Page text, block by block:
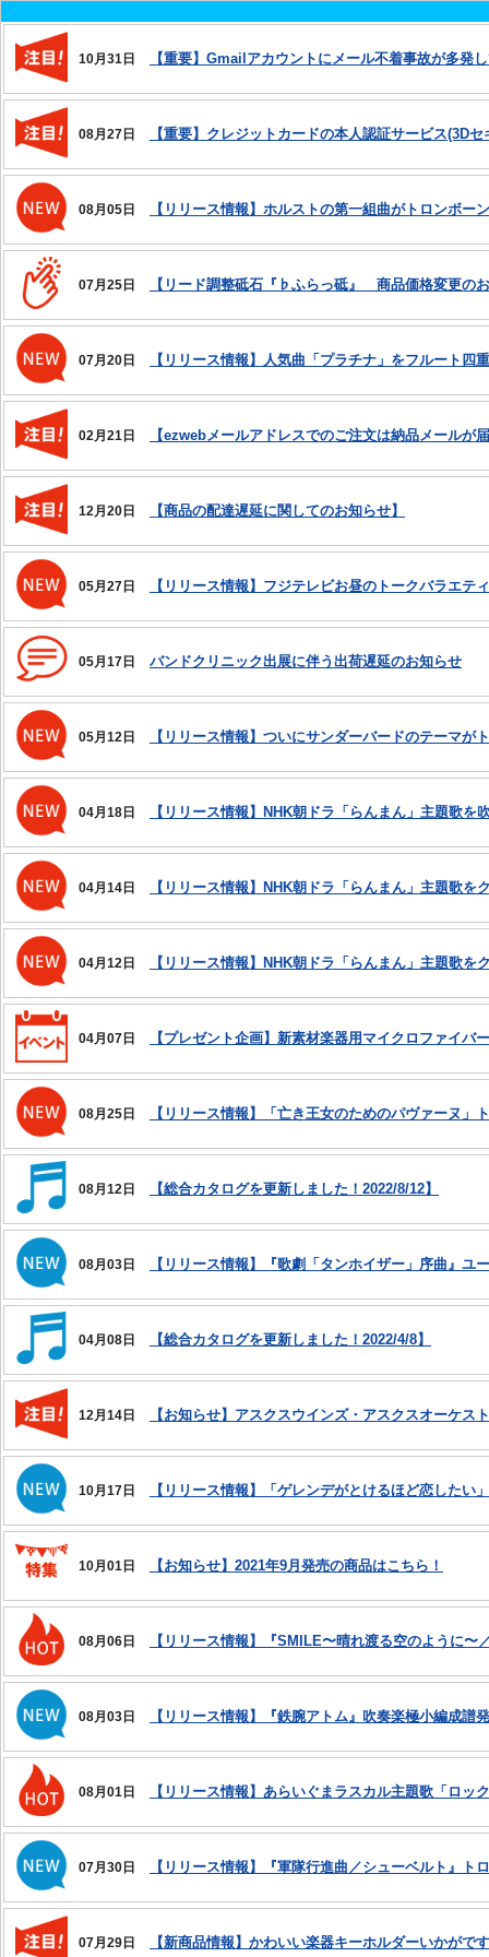
10月31日 【重要】Gmailアカウントにメール不着事故が多発
08月27日 【重要】クレジットカードの本人認証サービス(3D
08月05日 【リリース情報】ホルストの第一組曲がトロンボー
07月25日 【リード調整砥石『♭ふらっ砥』 商品価格変更の
07月20日 【リリース情報】人気曲「プラチナ」をフルート四
02月21日 【ezwebメールアドレスでのご注文は納品メールが
12月20日 【商品の配達遅延に関してのお知らせ】
05月27日 【リリース情報】フジテレビお昼のトークバラエテ
05月17日 バンドクリニック出展に伴う出荷遅延のお知らせ
05月12日 【リリース情報】ついにサンダーバードのテーマが
04月18日 【リリース情報】NHK朝ドラ「らんまん」主題歌を
04月14日 【リリース情報】NHK朝ドラ「らんまん」主題歌を
04月12日 【リリース情報】NHK朝ドラ「らんまん」主題歌
04月07日 【プレゼント企画】新素材楽器用マイクロファイバ
08月25日 【リリース情報】「亡き王女のためのパヴァーヌ」
08月12日 【総合カタログを更新しました！2022/8/12】
08月03日 【リリース情報】『歌劇「タンホイザー」序曲』ユ
04月08日 【総合カタログを更新しました！2022/4/8】
12月14日 【お知らせ】アスクスウインズ・アスクスオーケス
10月17日 【リリース情報】「ゲレンデがとけるほど恋したい
10月01日 【お知らせ】2021年9月発売の商品はこちら！
08月06日 【リリース情報】『SMILE〜晴れ渡る空のように〜
08月03日 【リリース情報】『鉄腕アトム』吹奏楽極小編成譜
08月01日 【リリース情報】あらいぐまラスカル主題歌「ロッ
07月30日 【リリース情報】『軍隊行進曲／シューベルト』ト
07月29日 【新商品情報】かわいい楽器キーホルダーいかがで